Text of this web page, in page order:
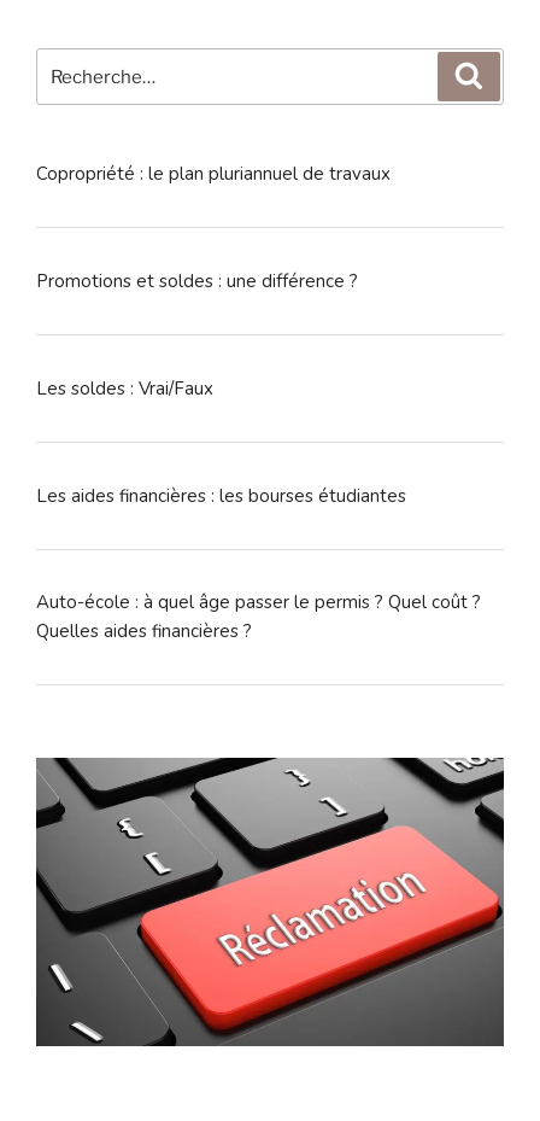
pour
Copropriété : le plan pluriannuel de travaux
Promotions et soldes : une différence ?
Les soldes : Vrai/Faux
Les aides financières : les bourses étudiantes
Auto-école : à quel âge passer le permis ? Quel coût ?
Quelles aides financières ?